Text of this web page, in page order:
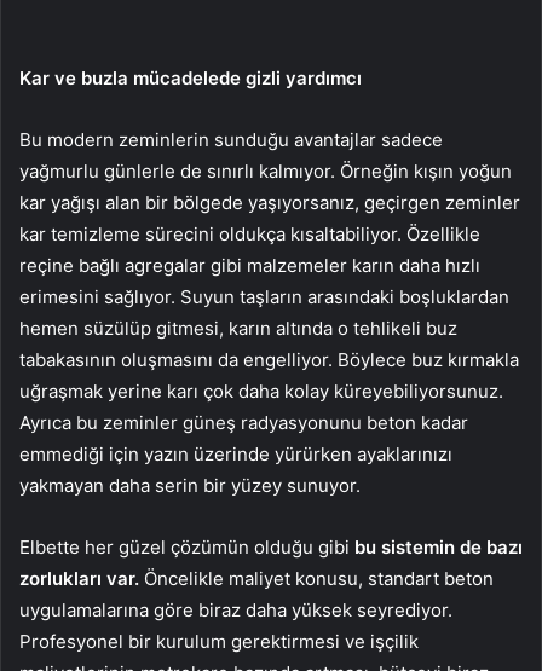
Kar ve buzla mücadelede gizli yardımcı
Bu modern zeminlerin sunduğu avantajlar sadece
yağmurlu günlerle de sınırlı kalmıyor. Örneğin kışın yoğun
kar yağışı alan bir bölgede yaşıyorsanız, geçirgen zeminler
kar temizleme sürecini oldukça kısaltabiliyor. Özellikle
reçine bağlı agregalar gibi malzemeler karın daha hızlı
erimesini sağlıyor. Suyun taşların arasındaki boşluklardan
hemen süzülüp gitmesi, karın altında o tehlikeli buz
tabakasının oluşmasını da engelliyor. Böylece buz kırmakla
uğraşmak yerine karı çok daha kolay küreyebiliyorsunuz.
Ayrıca bu zeminler güneş radyasyonunu beton kadar
emmediği için yazın üzerinde yürürken ayaklarınızı
yakmayan daha serin bir yüzey sunuyor.
Elbette her güzel çözümün olduğu gibi bu sistemin de bazı
zorlukları var. Öncelikle maliyet konusu, standart beton
uygulamalarına göre biraz daha yüksek seyrediyor.
Profesyonel bir kurulum gerektirmesi ve işçilik